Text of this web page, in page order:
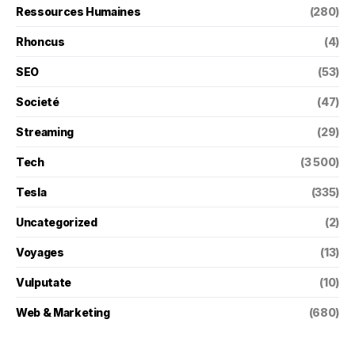
Ressources Humaines (280)
Rhoncus (4)
SEO (53)
Societé (47)
Streaming (29)
Tech (3 500)
Tesla (335)
Uncategorized (2)
Voyages (13)
Vulputate (10)
Web & Marketing (680)